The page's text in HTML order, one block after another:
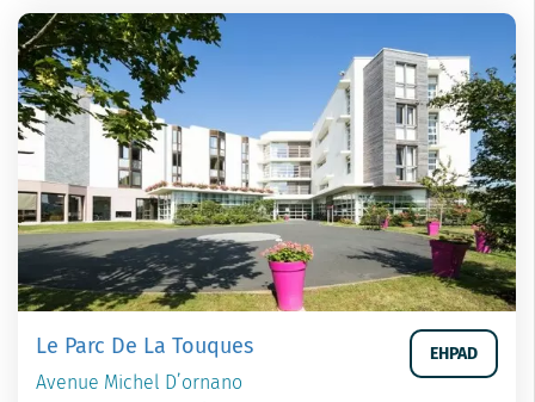
Le Parc De La Touques
Avenue Michel D’ornano
EHPAD